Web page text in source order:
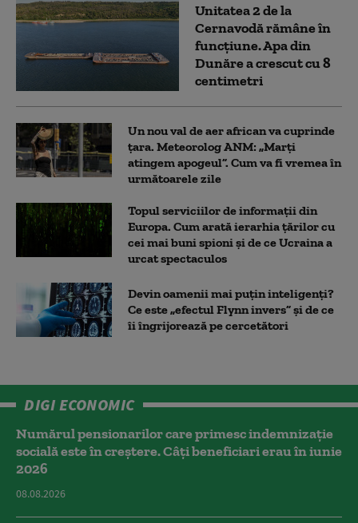
Unitatea 2 de la
Cernavodă rămâne în
funcțiune. Apa din
Dunăre a crescut cu 8
centimetri
Un nou val de aer african va cuprinde
țara. Meteorolog ANM: „Marți
atingem apogeul”. Cum va fi vremea în
următoarele zile
Topul serviciilor de informații din
Europa. Cum arată ierarhia țărilor cu
cei mai buni spioni și de ce Ucraina a
urcat spectaculos
Devin oamenii mai puțin inteligenți?
Ce este „efectul Flynn invers” și de ce
îi îngrijorează pe cercetători
DIGI ECONOMIC
Numărul pensionarilor care primesc indemnizaţie
socială este în creștere. Câți beneficiari erau în iunie
2026
08.08.2026